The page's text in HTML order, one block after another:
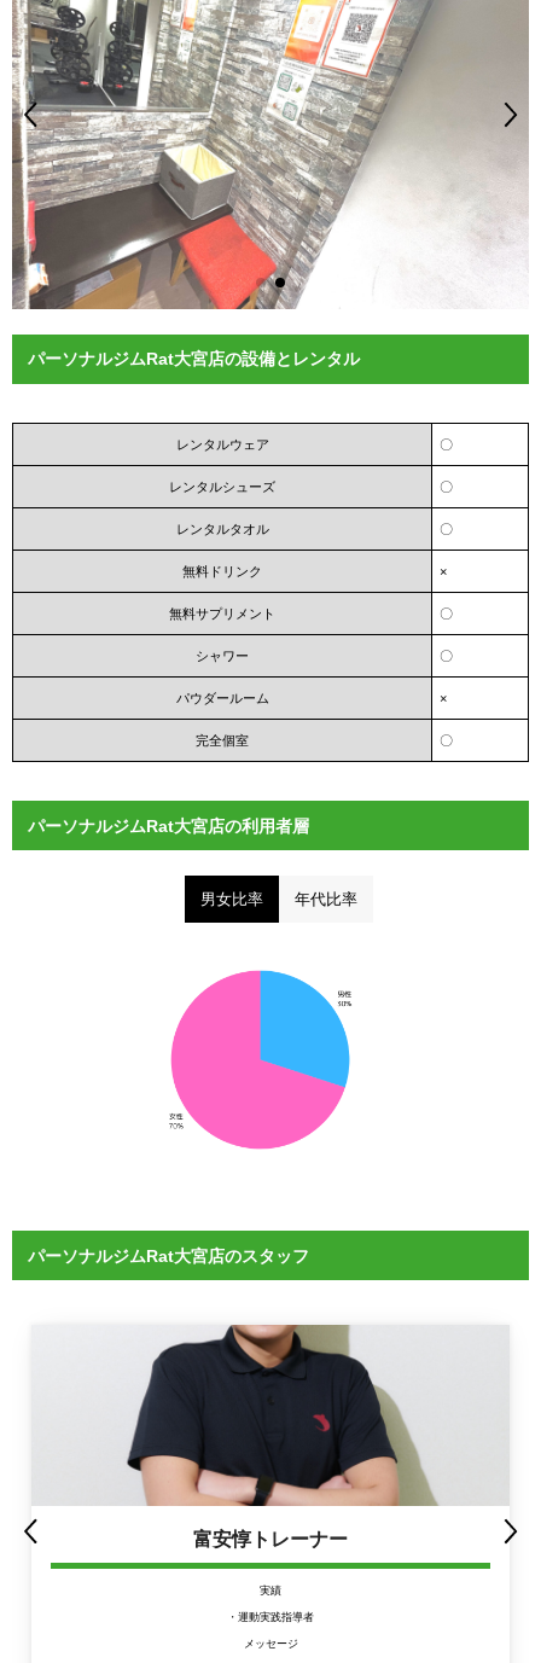
パーソナルジムRat大宮店の設備とレンタル
レンタルウェア 〇
レンタルシューズ 〇
レンタルタオル 〇
無料ドリンク ×
無料サプリメント 〇
シャワー 〇
パウダールーム ×
完全個室 〇
パーソナルジムRat大宮店の利用者層
男女比率 年代比率
パーソナルジムRat大宮店のスタッフ
富安惇トレーナー
実績
・運動実践指導者
メッセージ